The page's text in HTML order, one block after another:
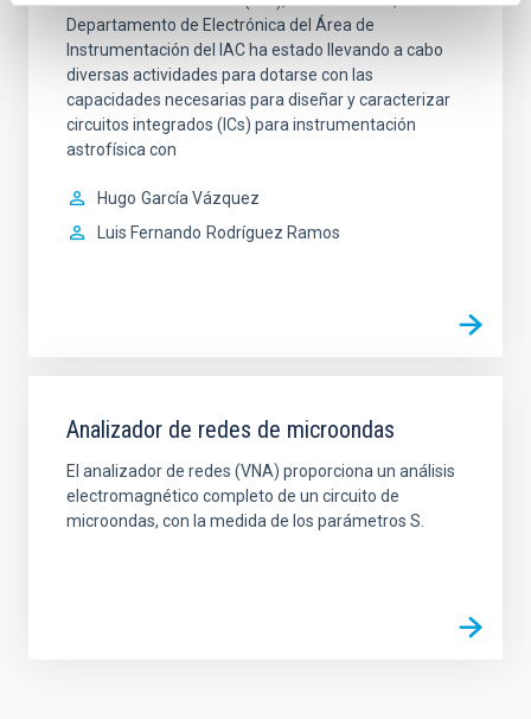
Departamento de Electrónica del Área de
Instrumentación del IAC ha estado llevando a cabo
diversas actividades para dotarse con las
capacidades necesarias para diseñar y caracterizar
circuitos integrados (ICs) para instrumentación
astrofísica con
Hugo García Vázquez
Luis Fernando Rodríguez Ramos
Analizador de redes de microondas
El analizador de redes (VNA) proporciona un análisis
electromagnético completo de un circuito de
microondas, con la medida de los parámetros S.